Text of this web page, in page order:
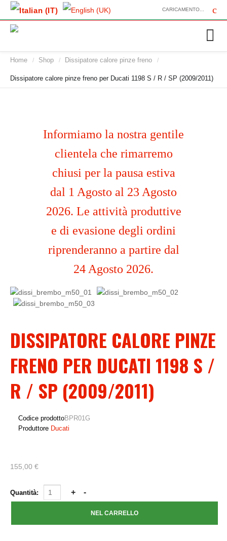
CARICAMENTO...
Home / Shop / Dissipatore calore pinze freno /
Dissipatore calore pinze freno per Ducati 1198 S / R / SP (2009/2011)
Informiamo la nostra gentile
clientela che rimarremo
chiusi per la pausa estiva
dal 1 Agosto al 23 Agosto
2026. Le attività produttive
e di evasione degli ordini
riprenderanno a partire dal
24 Agosto 2026.
DISSIPATORE CALORE PINZE
FRENO PER DUCATI 1198 S /
R / SP (2009/2011)
Codice prodottoBPR01G
Produttore Ducati
155,00 €
Quantità: